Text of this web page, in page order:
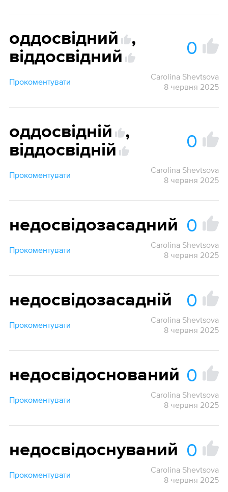
оддосвідний
,
віддосвідний
0
Прокоментувати
Carolina Shevtsova
8 червня 2025
оддосвідній
,
віддосвідній
0
Прокоментувати
Carolina Shevtsova
8 червня 2025
недосвідозасадний 0
Прокоментувати
Carolina Shevtsova
8 червня 2025
недосвідозасадній 0
Прокоментувати
Carolina Shevtsova
8 червня 2025
недосвідоснований 0
Прокоментувати
Carolina Shevtsova
8 червня 2025
недосвідоснуваний 0
Прокоментувати
Carolina Shevtsova
8 червня 2025